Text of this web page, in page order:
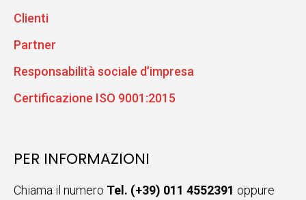
Clienti
Partner
Responsabilità sociale d’impresa
Certificazione ISO 9001:2015
PER INFORMAZIONI
Chiama il numero Tel. (+39) 011 4552391 oppure